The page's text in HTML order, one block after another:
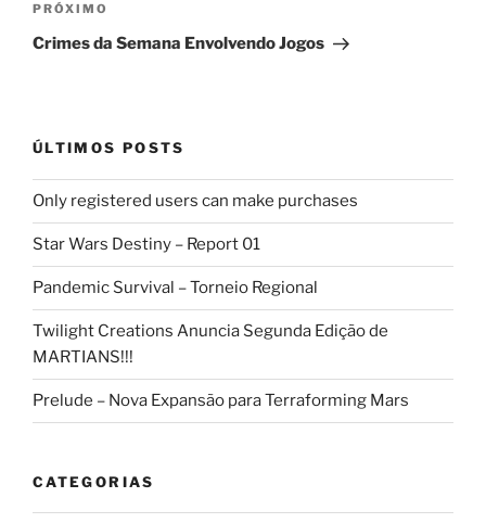
Próximo
post
PRÓXIMO
Crimes da Semana Envolvendo Jogos
ÚLTIMOS POSTS
Only registered users can make purchases
Star Wars Destiny – Report 01
Pandemic Survival – Torneio Regional
Twilight Creations Anuncia Segunda Edição de
MARTIANS!!!
Prelude – Nova Expansão para Terraforming Mars
CATEGORIAS